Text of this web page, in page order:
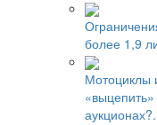
более 1,9
Мотоциклы